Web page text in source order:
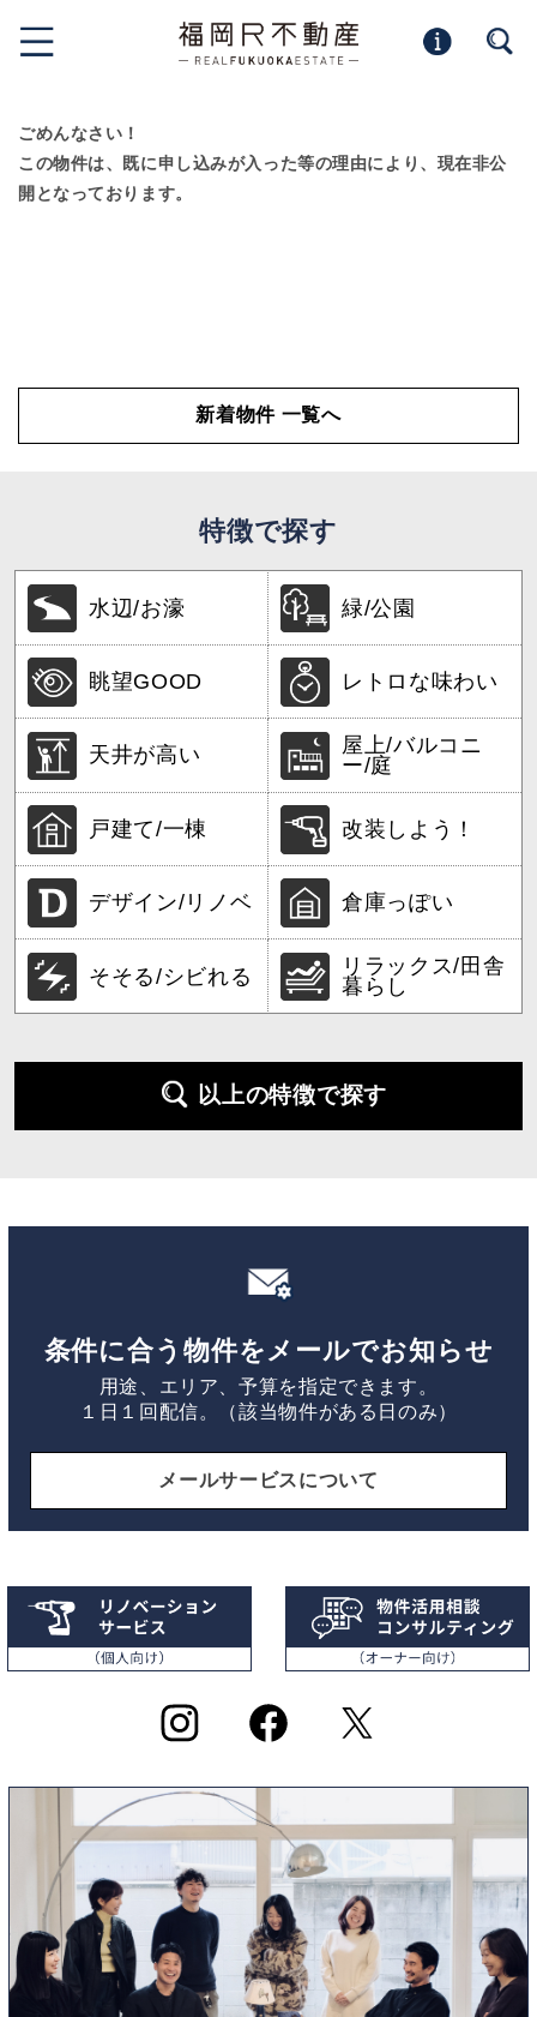
ごめんなさい！
この物件は、既に申し込みが入った等の理由により、現在非公
開となっております。
新着物件 一覧へ
特徴で探す
水辺/お濠 緑/公園
眺望GOOD レトロな味わい
天井が高い
屋上/バルコニ
ー/庭
戸建て/一棟 改装しよう！
デザイン/リノベ 倉庫っぽい
そそる/シビれる
リラックス/田舎
暮らし
以上の特徴で探す
条件に合う物件をメールでお知らせ
用途、エリア、予算を指定できます。
１日１回配信。（該当物件がある日のみ）
メールサービスについて